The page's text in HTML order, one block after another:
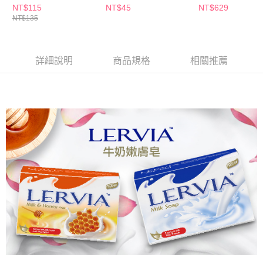
【注意事項】
１．透過由恩沛科技股份有限公司提供之「AFTEE先享後付」服務完成之交
２．關於個人資料處理事宜，請瀏覽以下網址：
https://aftee.tw/terms/#terms3
４．使用「AFTEE先享後付」時，將依據個別帳號之用戶狀況，依本公司即
時審查核予不同之上限額度；若仍有額度不足之情形，本公司將視審查結果
請求用戶進行身份認證。
５．嚴禁一人註冊多個帳號或使用他人資訊註冊。若發現惡意使用之情形，
恩沛科技股份有限公司將有權停止該用戶之使用額度並採取法律行動。
NT$115
NT$135
NT$45
90g-油性
NT$629
詳細說明 商品規格 相關推薦